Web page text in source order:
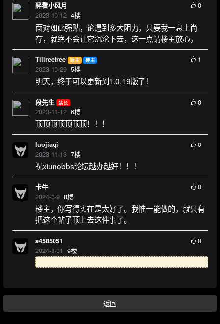
醉看小风月
2023-10-12 4楼
0
面对如此强贴，论遇到多大阻力，只要我一息上尚
存，就绝不会让它沉沦下去，这一点请楼主放心。
Tillreetree 版主 楼主
2023-10-29 5楼
1
明天，终于可以更新到1.0.19版了！
段先生 站长
2023-11-12 6楼
0
顶顶顶顶顶顶顶！！！
luojiaqi
2023-11-13 7楼
0
祝xiunobbs论坛越办越好！！！
卡牛
2024-3-9 8楼
0
楼主，你写得实在是太好了。我惟一能做的，就只有
把这个帖子顶上去这件事了。
a4585051
2024-8-31 9楼
0
返回